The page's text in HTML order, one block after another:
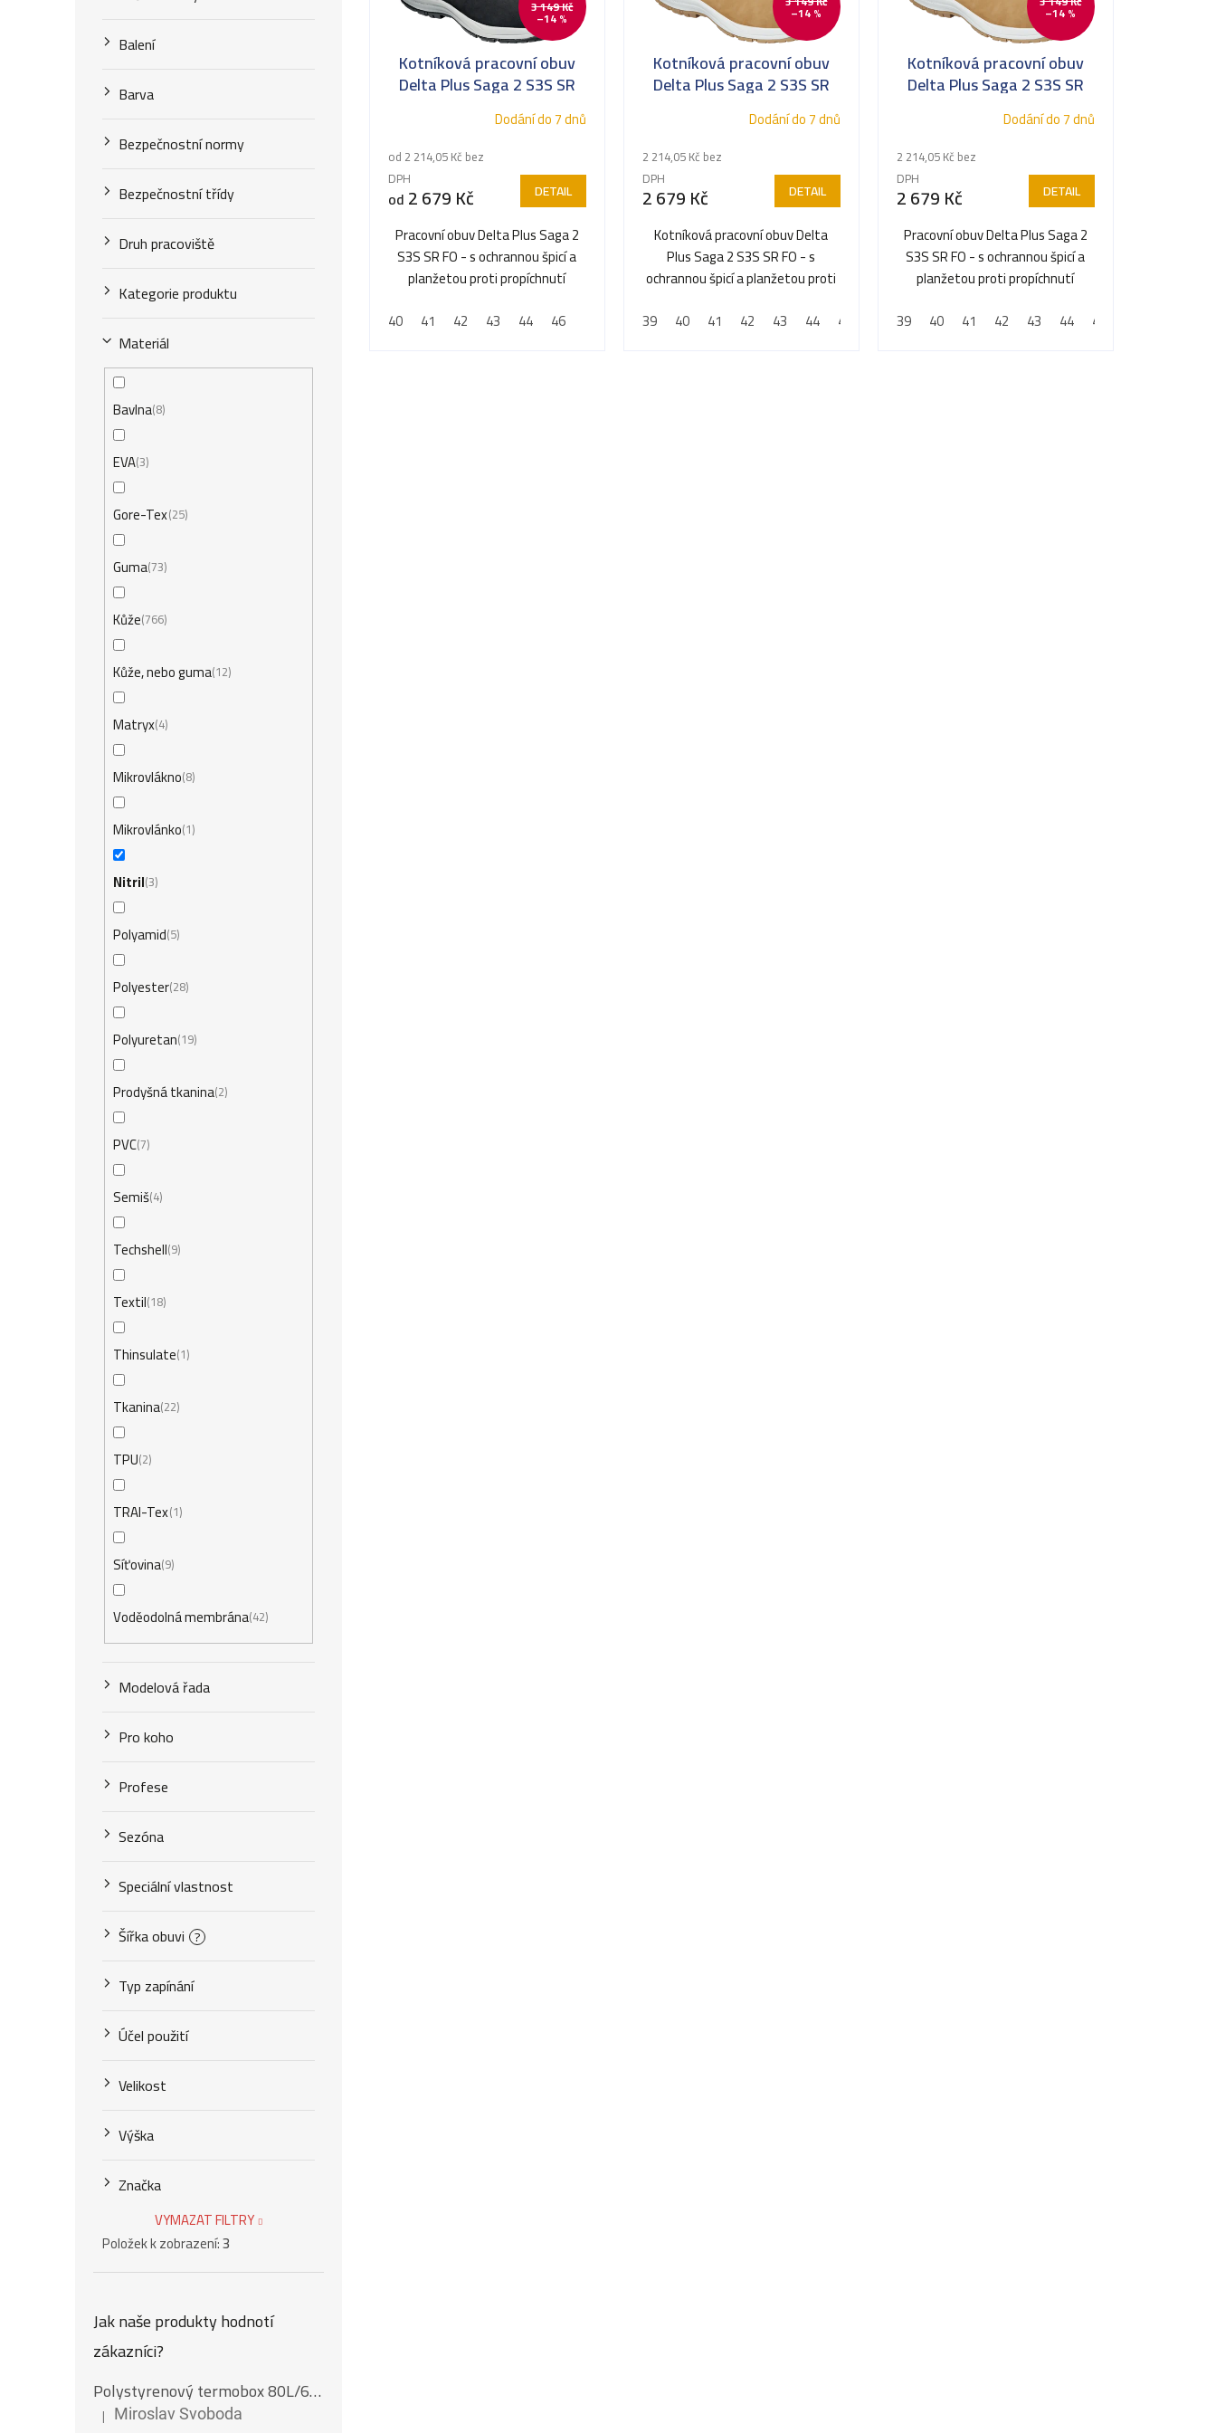
Balení
Barva
Bezpečnostní normy
Bezpečnostní třídy
Druh pracoviště
Kategorie produktu
Materiál
Bavlna 8
EVA3
Gore-Tex 25
Guma73
Kůže 766
Kůže, nebo guma 12
Matryx 4
Mikrovlákno 8
Mikrovlánko 1
Nitril 3
Polyamid 5
Polyester 28
Polyuretan 19
Prodyšná tkanina 2
PVC7
Semiš 4
Techshell 9
Textil 18
Thinsulate 1
Tkanina 22
TPU 2
TRAI-Tex 1
Síťovina 9
Voděodolná membrána 42
Modelová řada
Pro koho
Profese
Sezóna
Speciální vlastnost
Šířka obuvi ?
Typ zapínání
Účel použití
Velikost
Výška
Značka
VYMAZAT FILTRY
Položek k zobrazení:3
Jak naše produkty hodnotí
zákazníci?
Polystyrenový termobox 80L/62Kg
Hodnocení produktu je 5 z 5 hvězdiček.
| Miroslav Svoboda
3 149 Kč
–14 %
Kotníková pracovní obuv
Delta Plus Saga 2 S3S SR
FODodání do 7 dnů
od 2 214,05 Kč bez
DPH
od 2 679 Kč DETAIL
Pracovní obuv Delta Plus Saga 2
S3S SR FO - s ochrannou špicí a
planžetou proti propíchnutí
40
41 42 43 44 46
–14 %
Kotníková pracovní obuv
Delta Plus Saga 2 S3S SR
FODodání do 7 dnů
2 214,05 Kč bez
DPH
2 679 Kč DETAIL
Kotníková pracovní obuv Delta
Plus Saga 2 S3S SR FO - s
ochrannou špicí a planžetou proti
39 40 41 42 43 44 45 47 48
–14 %
Kotníková pracovní obuv
Delta Plus Saga 2 S3S SR
FODodání do 7 dnů
2 214,05 Kč bez
DPH
2 679 Kč DETAIL
Pracovní obuv Delta Plus Saga 2
S3S SR FO - s ochrannou špicí a
planžetou proti propíchnutí
39
40 41 42 43 44 45